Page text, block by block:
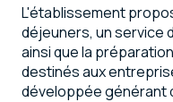
L'établissement
déjeuners, un service
ainsi que la
destinés aux
développée générant